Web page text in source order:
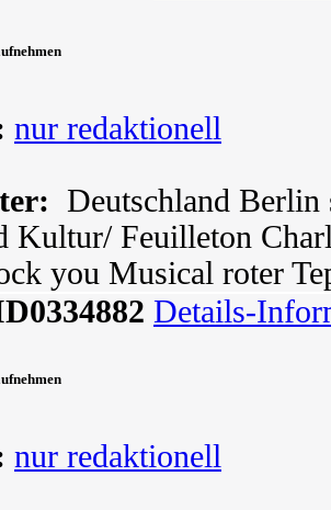
nur redaktionell
Deutschland Berlin
Kultur/ Feuilleton
you Musical roter
Details-
nur redaktionell